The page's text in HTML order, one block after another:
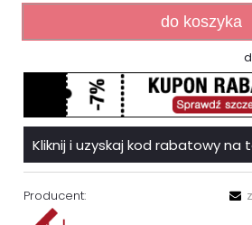
do koszyka
Kliknij i uzyskaj kod rabatowy na
Producent: